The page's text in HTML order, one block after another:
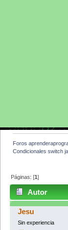
Foros
Condicionales switch
Páginas: [1]
Autor
CU01120E
Jesu
Sin experiencia